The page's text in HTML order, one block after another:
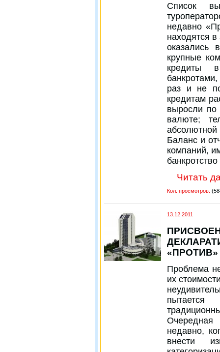
Список
недавно
находятся
оказались
крупные
кредиты
раз и не
кредитам
выросли по
валюте;
Баланс и
компаний,
Читать
Кол. просмотров:
13.12.2011
«ПРОТИВ»
Проблема
их
недавно,
внести